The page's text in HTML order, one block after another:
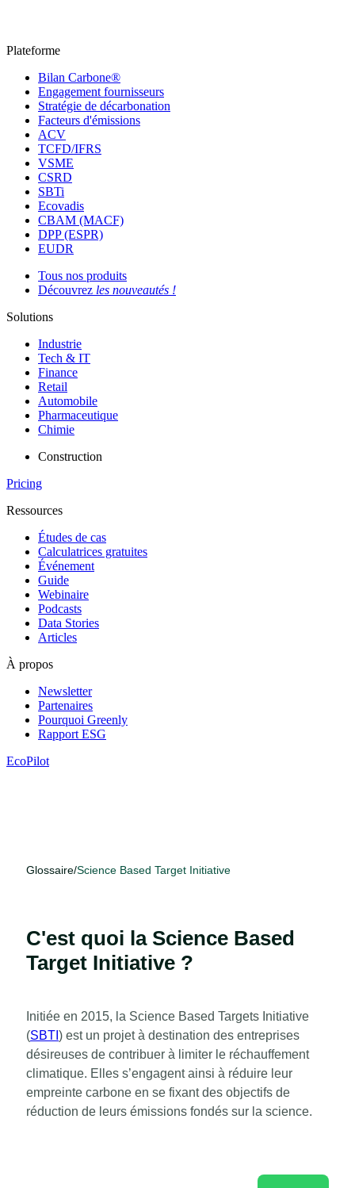
Plateforme
Bilan Carbone®
Engagement fournisseurs
Stratégie de décarbonation
Facteurs d'émissions
ACV
TCFD/IFRS
VSME
CSRD
SBTi
Ecovadis
CBAM (MACF)
DPP (ESPR)
EUDR
Tous nos produits
Découvrez les nouveautés !
Solutions
Industrie
Tech & IT
Finance
Retail
Automobile
Pharmaceutique
Chimie
Construction
Pricing
Ressources
Études de cas
Calculatrices gratuites
Événement
Guide
Webinaire
Podcasts
Data Stories
Articles
À propos
Newsletter
Partenaires
Pourquoi Greenly
Rapport ESG
EcoPilot
Glossaire/Science Based Target Initiative
C'est quoi la Science Based
Target Initiative ?
Initiée en 2015, la Science Based Targets Initiative
(SBTI ) est un projet à destination des entreprises
désireuses de contribuer à limiter le réchauffement
climatique. Elles s’engagent ainsi à réduire leur
empreinte carbone en se fixant des objectifs de
réduction de leurs émissions fondés sur la science.